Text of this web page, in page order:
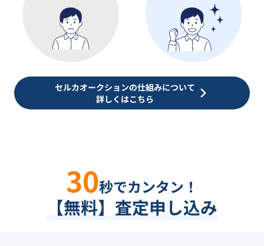
セルカオークションの仕組みについて
詳しくはこちら
30秒でカンタン！
【無料】査定申し込み